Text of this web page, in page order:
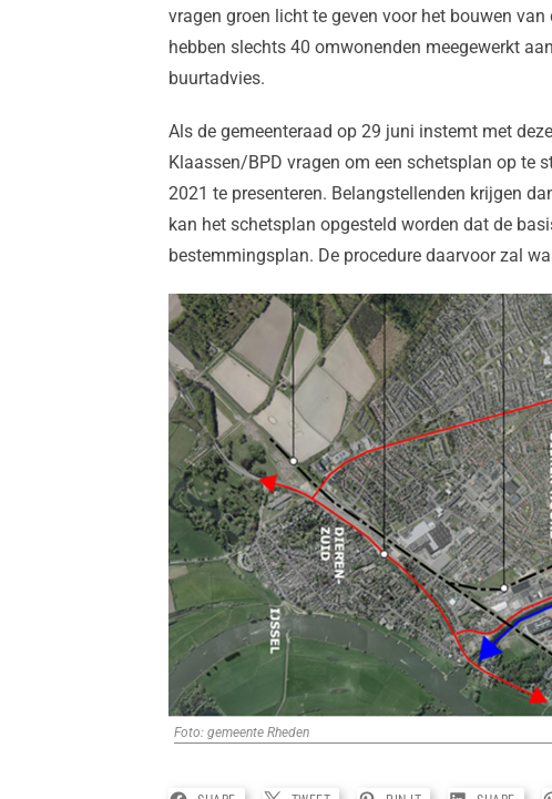
vragen groen licht te geven voor het bouwen
hebben slechts 40 omwonenden meegewerkt
buurtadvies.
Als de gemeenteraad op 29 juni instemt met
Klaassen/BPD vragen om een schetsplan op te
2021 te presenteren. Belangstellenden krijgen
kan het schetsplan opgesteld worden dat de
bestemmingsplan. De procedure daarvoor zal
Foto: gemeente Rheden